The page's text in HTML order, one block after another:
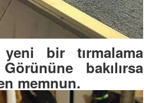
bir tırmalama
bakılırsa
memnun.